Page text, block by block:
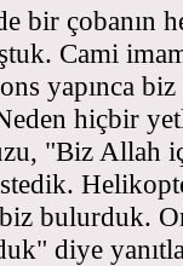
bir çobanın
Cami
yapınca
hiçbir
"Biz Allah
bulurduk.
diye